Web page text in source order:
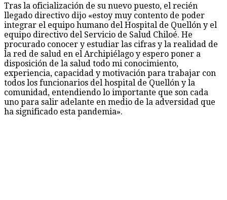
Tras la oficialización de su nuevo puesto, el recién
llegado directivo dijo «estoy muy contento de poder
integrar el equipo humano del Hospital de Quellón y el
equipo directivo del Servicio de Salud Chiloé. He
procurado conocer y estudiar las cifras y la realidad de
la red de salud en el Archipiélago y espero poner a
disposición de la salud todo mi conocimiento,
experiencia, capacidad y motivación para trabajar con
todos los funcionarios del hospital de Quellón y la
comunidad, entendiendo lo importante que son cada
uno para salir adelante en medio de la adversidad que
ha significado esta pandemia».